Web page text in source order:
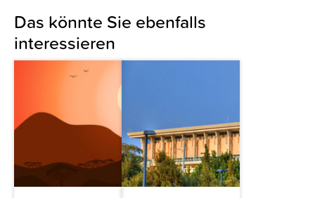
Das könnte Sie ebenfalls
interessieren